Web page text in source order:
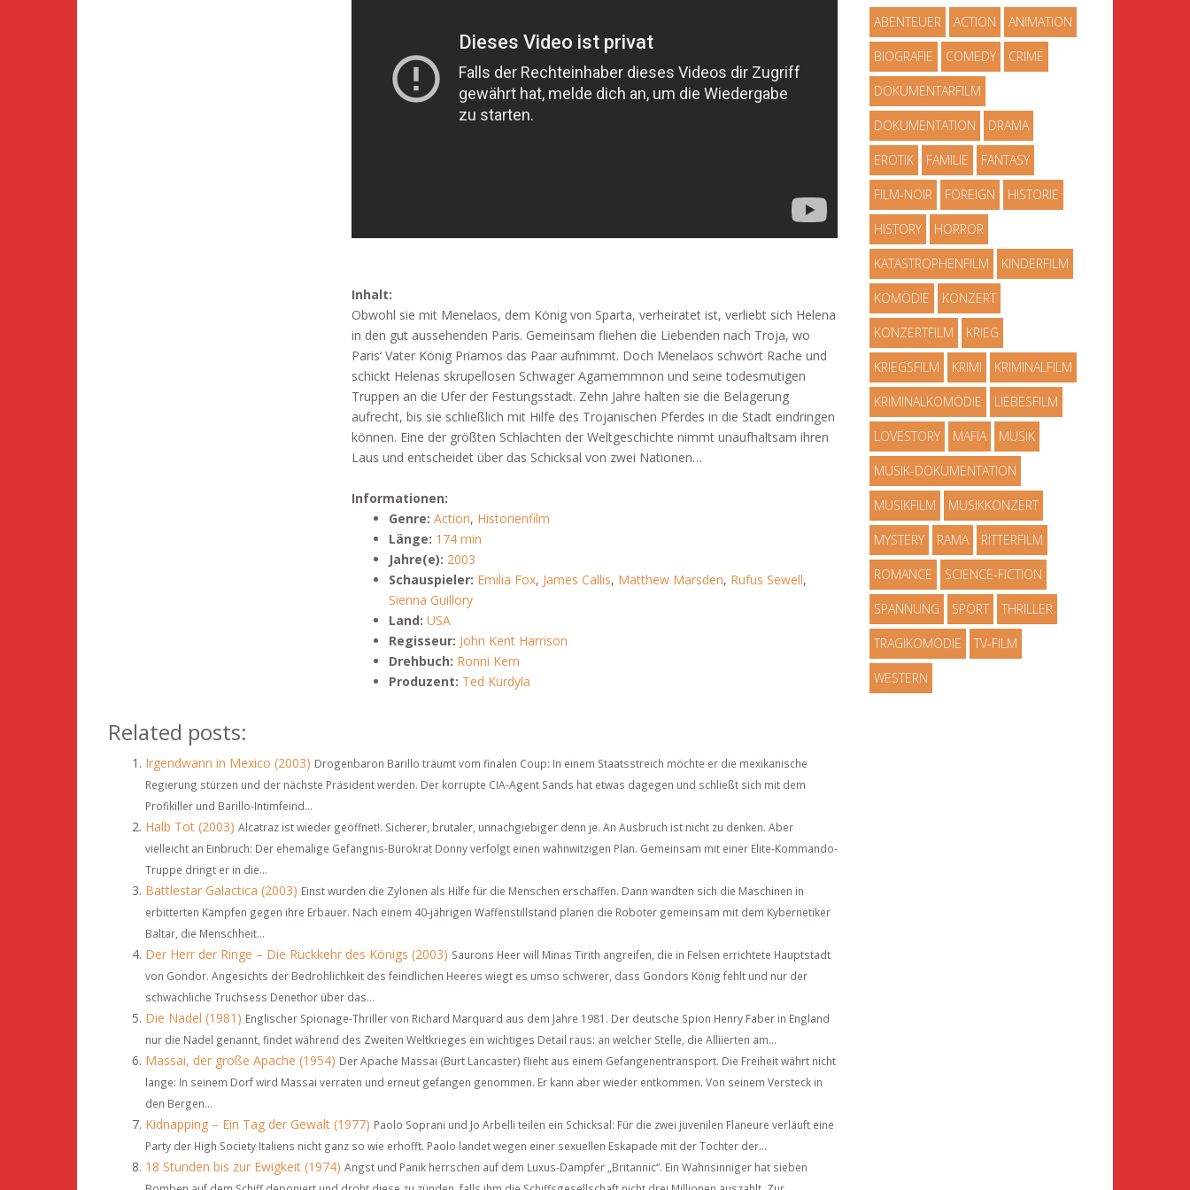
Inhalt:
Obwohl sie mit Menelaos, dem König von Sparta, verheiratet ist, verliebt sich Helena
in den gut aussehenden Paris. Gemeinsam fliehen die Liebenden nach Troja, wo
Paris‘ Vater König Priamos das Paar aufnimmt. Doch Menelaos schwört Rache und
schickt Helenas skrupellosen Schwager Agamemmnon und seine todesmutigen
Truppen an die Ufer der Festungsstadt. Zehn Jahre halten sie die Belagerung
aufrecht, bis sie schließlich mit Hilfe des Trojanischen Pferdes in die Stadt eindringen
können. Eine der größten Schlachten der Weltgeschichte nimmt unaufhaltsam ihren
Laus und entscheidet über das Schicksal von zwei Nationen…
Informationen:
Genre: Action, Historienfilm
Länge: 174 min
Jahre(e): 2003
Schauspieler: Emilia Fox, James Callis, Matthew Marsden, Rufus Sewell,
Sienna Guillory
Land: USA
Regisseur: John Kent Harrison
Drehbuch: Ronni Kern
Produzent: Ted Kurdyla
Related posts:
Irgendwann in Mexico (2003) Drogenbaron Barillo träumt vom finalen Coup: In einem Staatsstreich möchte er die mexikanische
Regierung stürzen und der nächste Präsident werden. Der korrupte CIA-Agent Sands hat etwas dagegen und schließt sich mit dem
Profikiller und Barillo-Intimfeind...
Halb Tot (2003) Alcatraz ist wieder geöffnet!. Sicherer, brutaler, unnachgiebiger denn je. An Ausbruch ist nicht zu denken. Aber
vielleicht an Einbruch: Der ehemalige Gefängnis-Bürokrat Donny verfolgt einen wahnwitzigen Plan. Gemeinsam mit einer Elite-Kommando-
Truppe dringt er in die...
Battlestar Galactica (2003) Einst wurden die Zylonen als Hilfe für die Menschen erschaffen. Dann wandten sich die Maschinen in
erbitterten Kämpfen gegen ihre Erbauer. Nach einem 40-jährigen Waffenstillstand planen die Roboter gemeinsam mit dem Kybernetiker
Baltar, die Menschheit...
Der Herr der Ringe – Die Rückkehr des Königs (2003) Saurons Heer will Minas Tirith angreifen, die in Felsen errichtete Hauptstadt
von Gondor. Angesichts der Bedrohlichkeit des feindlichen Heeres wiegt es umso schwerer, dass Gondors König fehlt und nur der
schwächliche Truchsess Denethor über das...
Die Nadel (1981) Englischer Spionage-Thriller von Richard Marquard aus dem Jahre 1981. Der deutsche Spion Henry Faber in England
nur die Nadel genannt, findet während des Zweiten Weltkrieges ein wichtiges Detail raus: an welcher Stelle, die Alliierten am...
Massai, der große Apache (1954) Der Apache Massai (Burt Lancaster) flieht aus einem Gefangenentransport. Die Freiheit währt nicht
lange: In seinem Dorf wird Massai verraten und erneut gefangen genommen. Er kann aber wieder entkommen. Von seinem Versteck in
den Bergen...
Kidnapping – Ein Tag der Gewalt (1977) Paolo Soprani und Jo Arbelli teilen ein Schicksal: Für die zwei juvenilen Flaneure verläuft eine
Party der High Society Italiens nicht ganz so wie erhofft. Paolo landet wegen einer sexuellen Eskapade mit der Tochter der...
18 Stunden bis zur Ewigkeit (1974) Angst und Panik herrschen auf dem Luxus-Dampfer „Britannic“. Ein Wahnsinniger hat sieben
ABENTEUER ACTION ANIMATION
BIOGRAFIE COMEDY CRIME
DOKUMENTARFILM
DOKUMENTATION DRAMA
EROTIK FAMILIE FANTASY
FILM-NOIR FOREIGN HISTORIE
HISTORY HORROR
KATASTROPHENFILM KINDERFILM
KOMÖDIE KONZERT
KONZERTFILM KRIEG
KRIEGSFILM KRIMI KRIMINALFILM
KRIMINALKOMÖDIE LIEBESFILM
LOVESTORY MAFIA MUSIK
MUSIK-DOKUMENTATION
MUSIKFILM MUSIKKONZERT
MYSTERY RAMA RITTERFILM
ROMANCE SCIENCE-FICTION
SPANNUNG SPORT THRILLER
TRAGIKOMÖDIE TV-FILM
WESTERN